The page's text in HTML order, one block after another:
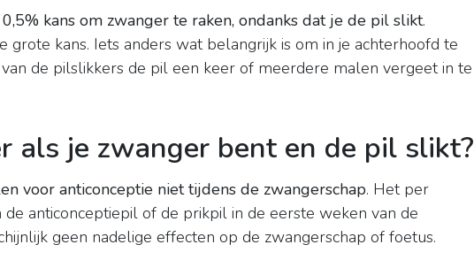
kans om zwanger te raken, ondanks dat je de pil slikt.
grote kans. Iets anders wat belangrijk is om in je achterhoofd te
de pilslikkers de pil een keer of meerdere malen vergeet in te
als je zwanger bent en de pil slikt?
voor anticonceptie niet tijdens de zwangerschap. Het per
anticonceptiepil of de prikpil in de eerste weken van de
geen nadelige effecten op de zwangerschap of foetus.